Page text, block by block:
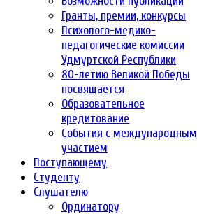
Гранты, премии, конкурсы
Психолого-медико-
педагогические комиссии
Удмуртской Республики
80-летию Великой Победы
посвящается
Образовательное
кредитование
События с международным
участием
Поступающему
Студенту
Слушателю
Ординатору